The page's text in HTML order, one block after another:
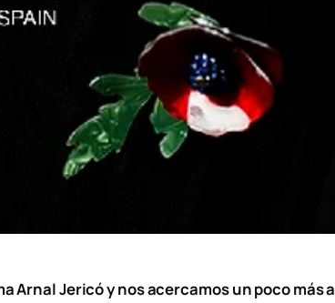
Arnal Jericó y nos acercamos un poco más a